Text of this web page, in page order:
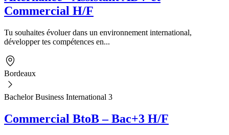
Commercial H/F
Tu souhaites évoluer dans un environnement international,
développer tes compétences en...
Bordeaux
Bachelor Business International 3
Commercial BtoB – Bac+3 H/F